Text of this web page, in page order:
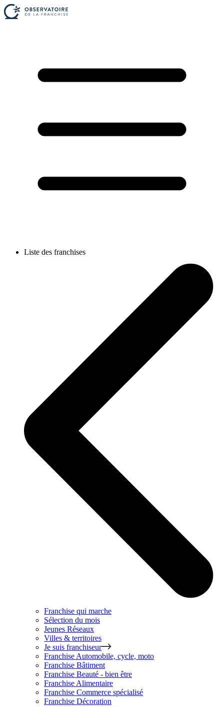
Liste des franchises
Franchise qui marche
Sélection du mois
Jeunes Réseaux
Villes & territoires
Je suis franchiseur
Franchise Automobile, cycle, moto
Franchise Bâtiment
Franchise Beauté - bien être
Franchise Alimentaire
Franchise Commerce spécialisé
Franchise Décoration